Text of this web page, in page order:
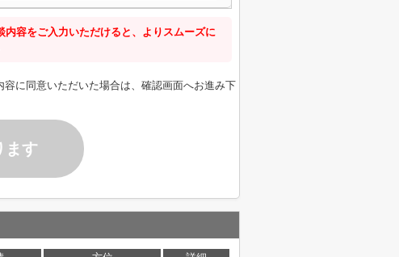
容をご入力いただけると、よりスムーズに
に同意いただいた場合は、確認画面へお進み下
ます